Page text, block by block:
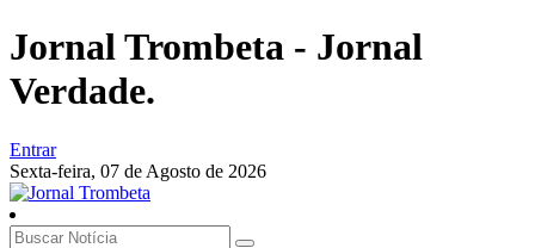
Jornal Trombeta - Jornal
Verdade.
Entrar
Sexta-feira, 07 de Agosto de 2026